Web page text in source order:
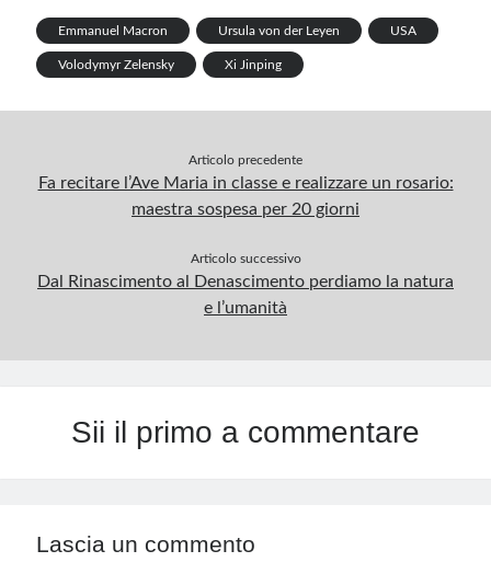
k
p
Emmanuel Macron Ursula von der Leyen USA
Volodymyr Zelensky Xi Jinping
Articolo precedente
Fa recitare l’Ave Maria in classe e realizzare un rosario:
maestra sospesa per 20 giorni
Articolo successivo
Dal Rinascimento al Denascimento perdiamo la natura
e l’umanità
Sii il primo a commentare
Lascia un commento